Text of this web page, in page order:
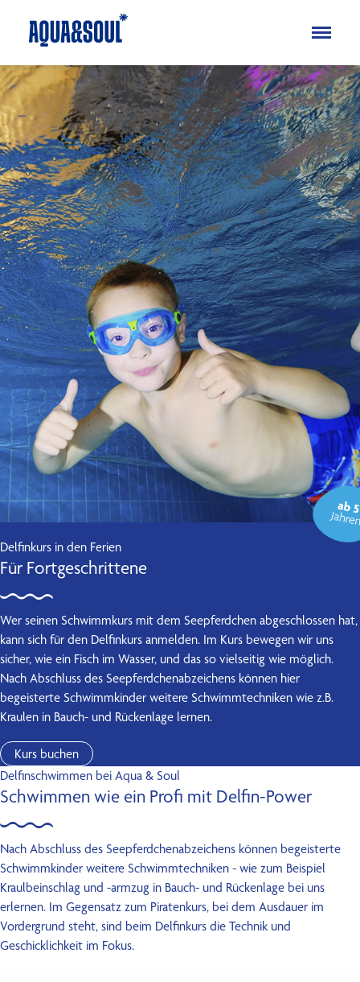
Kinder
Aqua
Soul
Erwachsene
Aqua
Soul
Specials
Ferienkurse
Blog
FAQ
Über uns
Kontakt
Delfinkurs in den Ferien
Für Fortgeschrittene
Wer seinen Schwimmkurs mit dem Seepferdchen abgeschlossen hat,
kann sich für den Delfinkurs anmelden. Im Kurs bewegen wir uns
sicher, wie ein Fisch im Wasser, und das so vielseitig wie möglich.
Nach Abschluss des Seepferdchenabzeichens können hier
begeisterte Schwimmkinder weitere Schwimmtechniken wie z.B.
Kraulen in Bauch- und Rückenlage lernen.
Kurs buchen
Delfinschwimmen bei Aqua & Soul
Schwimmen wie ein Profi mit Delfin-Power
Nach Abschluss des Seepferdchenabzeichens können begeisterte
Schwimmkinder weitere Schwimmtechniken - wie zum Beispiel
Kraulbeinschlag und -armzug in Bauch- und Rückenlage bei uns
erlernen. Im Gegensatz zum Piratenkurs, bei dem Ausdauer im
Vordergrund steht, sind beim Delfinkurs die Technik und
Geschicklichkeit im Fokus.